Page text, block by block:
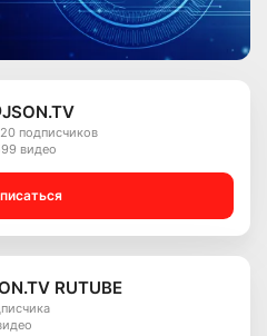
подписчиков
видео
RUTUBE